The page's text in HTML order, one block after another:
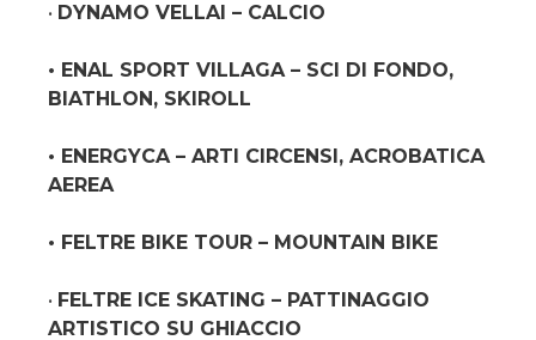
• DYNAMO VELLAI – CALCIO
• ENAL SPORT VILLAGA – SCI DI FONDO,
BIATHLON, SKIROLL
• ENERGYCA – ARTI CIRCENSI, ACROBATICA
AEREA
• FELTRE BIKE TOUR – MOUNTAIN BIKE
• FELTRE ICE SKATING – PATTINAGGIO
ARTISTICO SU GHIACCIO